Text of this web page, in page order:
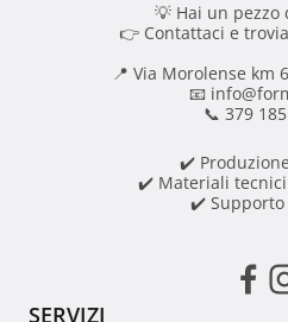
💡 Hai un pezzo
👉 Contattaci e
📍 Via Morolense km
📧
📞 379
✔️
✔️ Materiali
✔️
SERVIZI